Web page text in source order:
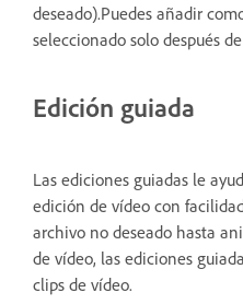
deseado).Puedes añadir
seleccionado solo después
Edición guiada
Las ediciones guiadas le
edición de vídeo con
archivo no deseado hasta
de vídeo, las ediciones
clips de vídeo.